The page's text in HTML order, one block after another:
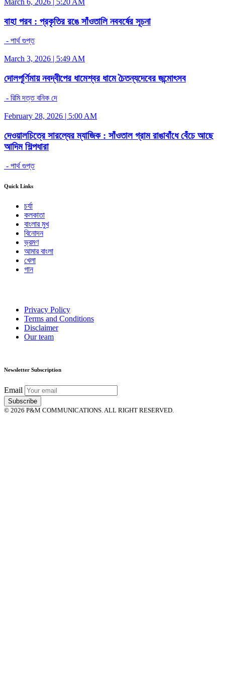
March 6, 2026 | 5:20 AM
বাহা পরব : প্রকৃতির রঙে সাঁওতালি নববর্ষের সূচনা
- পার্থ গুপ্ত
March 3, 2026 | 5:49 AM
দোলপূর্ণিমায় নবদ্বীপের ধামেশ্বর ধামে চৈতন্যদেবের জন্মোৎসব
- রিমি দত্ত বনিক দে
February 28, 2026 | 5:00 AM
দেওয়ালচিত্রে সারল্যের ম্যাজিক : সাঁওতাল গ্রাম রাঙাবাঁধে বেঁচে আছে
আদিম শিল্পধারা
- পার্থ গুপ্ত
Quick Links
চর্যা
কলকাতা
বাংলার মুখ
বিনোদন
ভ্রমণ
আমার বাংলা
খেলা
গান
Privacy Policy
Terms and Conditions
Disclaimer
Our team
Newsletter Subscription
Email
© 2026 P&M COMMUNICATIONS. ALL RIGHT RESERVED.